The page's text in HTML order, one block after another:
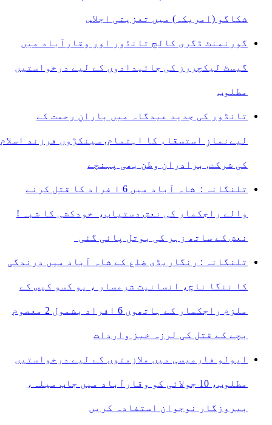
شکاگو (امریکہ) میں تعزیتی اجلاس
گورنمنٹ ڈگری کالج تانڈور اور وقارآباد میں
گیسٹ لیکچررز کی جائیدادوں کے لیے درخواستیں
مطلوب
تانڈور کی جدید عیدگاہ میں بارانِ رحمت کے
لیےنمازِ استسقاء کا اہتمام, سینکڑوں فرزند اسلام
کی شرکت, برادران وطن بھی پہنچے
تلنگانہ : شاہ آباد میں 6 ا فراد کا قتل کرنے
والے راجکمار کی نعش دستیاب، خودکشی کا شبہ !
نعش کے ساتھ زہر کی بوتل پائی گئی
تلنگانہ : رنگاریڈی ضلع کے شاہ آباد میں درندگی
کا ننگا ناچ، انسانیت شرمسار ، پو کسو کیس کے
ملزم راجکمار کے ہاتھوں 6 افراد بشمول 2 معصوم
بچے کے قتل کی لرزہ خیز واردات
اپولو فارمیسی میں ملازمتوں کے لیے درخواستیں
مطلوب، 10 جولائی کو وقارآباد میں جاب میلہ،
بیروزگار نوجوان استفادہ کریں